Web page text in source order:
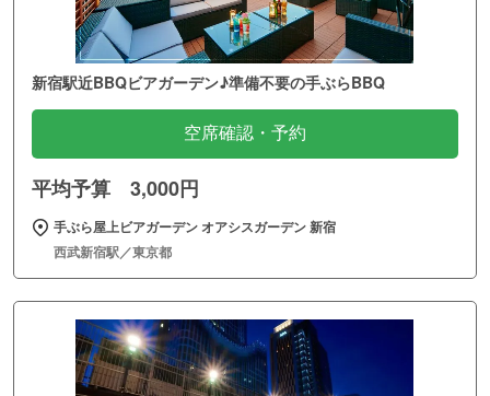
新宿駅近BBQビアガーデン♪準備不要の手ぶらBBQ
空席確認・予約
平均予算 3,000円
手ぶら屋上ビアガーデン オアシスガーデン 新宿
西武新宿駅／東京都